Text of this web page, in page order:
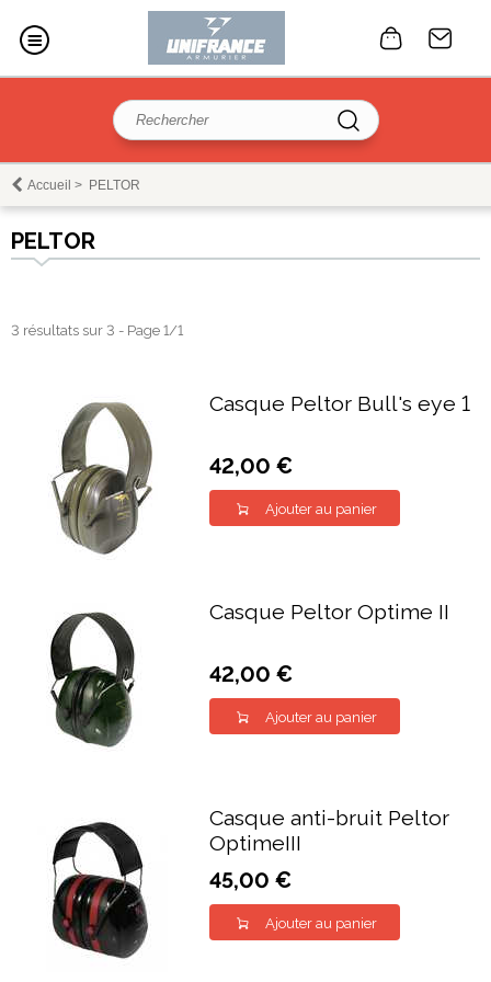
Accueil > PELTOR
PELTOR
3 résultats sur 3 - Page 1/1
Casque Peltor Bull's eye 1
42,00 €
Ajouter au panier
Casque Peltor Optime II
42,00 €
Ajouter au panier
Casque anti-bruit Peltor
OptimeIII
45,00 €
Ajouter au panier